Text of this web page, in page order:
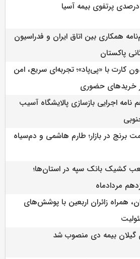
همکاری بین اتاق ایران و فدراسیون
پاکستان
کارت با «پی‌پاد»؛ تجربه‌ای سریع، امن
خریدهای حضوری
نامه اجرایی بازسازی پالایشگاه آسیب
برنج در بازار؛ طارم هاشمی و دم‌سیاه
کشیک بانک سپه در استان‌ها؛
مردادماه
همراه زائران اربعین با پوشش‌های
گیلان بیمه دی منصوب شد